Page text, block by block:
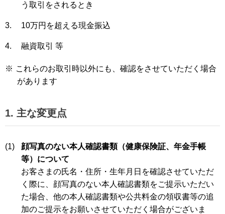
う取引をされるとき
3. 10万円を超える現金振込
4. 融資取引 等
※ これらのお取引時以外にも、確認をさせていただく場合
があります
1. 主な変更点
(1)
顔写真のない本人確認書類（健康保険証、年金手帳
等）について
お客さまの氏名・住所・生年月日を確認させていただ
く際に、顔写真のない本人確認書類をご提示いただい
た場合、他の本人確認書類や公共料金の領収書等の追
加のご提示をお願いさせていただく場合がございま